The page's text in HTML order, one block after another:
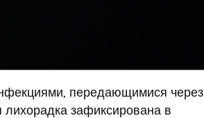
передающимися через
зафиксирована в